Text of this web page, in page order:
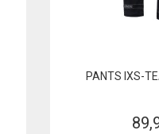
PANTS IXS-